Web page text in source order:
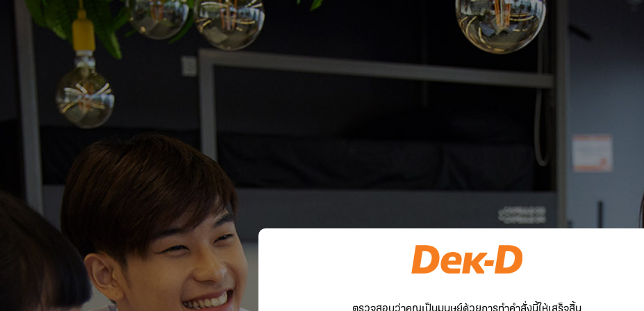
ตรวจสอบว่าคุณเป็นมนุษย์ด้วยการทำคำสั่งนี้ให้เสร็จสิ้น